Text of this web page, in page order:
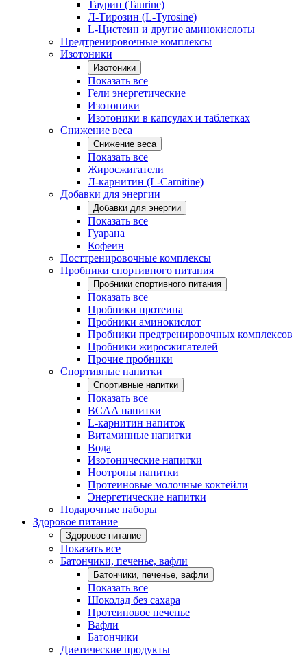
Таурин (Taurine)
Л-Тирозин (L-Tyrosine)
L-Цистеин и другие аминокислоты
Предтренировочные комплексы
Изотоники
Изотоники
Показать все
Гели энергетические
Изотоники
Изотоники в капсулах и таблетках
Снижение веса
Снижение веса
Показать все
Жиросжигатели
Л-карнитин (L-Carnitine)
Добавки для энергии
Добавки для энергии
Показать все
Гуарана
Кофеин
Посттренировочные комплексы
Пробники спортивного питания
Пробники спортивного питания
Показать все
Пробники протеина
Пробники аминокислот
Пробники предтренировочных комплексов
Пробники жиросжигателей
Прочие пробники
Спортивные напитки
Спортивные напитки
Показать все
BCAA напитки
L-карнитин напиток
Витаминные напитки
Вода
Изотонические напитки
Ноотропы напитки
Протеиновые молочные коктейли
Энергетические напитки
Подарочные наборы
Здоровое питание
Здоровое питание
Показать все
Батончики, печенье, вафли
Батончики, печенье, вафли
Показать все
Шоколад без сахара
Протеиновое печенье
Вафли
Батончики
Диетические продукты